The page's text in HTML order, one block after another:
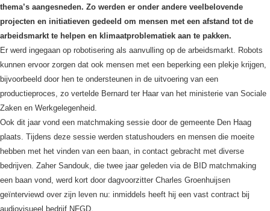
thema’s aangesneden. Zo werden er onder andere veelbelovende
projecten en initiatieven gedeeld om mensen met een afstand tot de
arbeidsmarkt te helpen en klimaatproblematiek aan te pakken.
Er werd ingegaan op robotisering als aanvulling op de arbeidsmarkt. Robots
kunnen ervoor zorgen dat ook mensen met een beperking een plekje krijgen,
bijvoorbeeld door hen te ondersteunen in de uitvoering van een
productieproces, zo vertelde Bernard ter Haar van het ministerie van Sociale
Zaken en Werkgelegenheid.
Ook dit jaar vond een matchmaking sessie door de gemeente Den Haag
plaats. Tijdens deze sessie werden statushouders en mensen die moeite
hebben met het vinden van een baan, in contact gebracht met diverse
bedrijven. Zaher Sandouk, die twee jaar geleden via de BID matchmaking
een baan vond, werd kort door dagvoorzitter Charles Groenhuijsen
geïnterviewd over zijn leven nu: inmiddels heeft hij een vast contract bij
audiovisueel bedrijf NFGD.